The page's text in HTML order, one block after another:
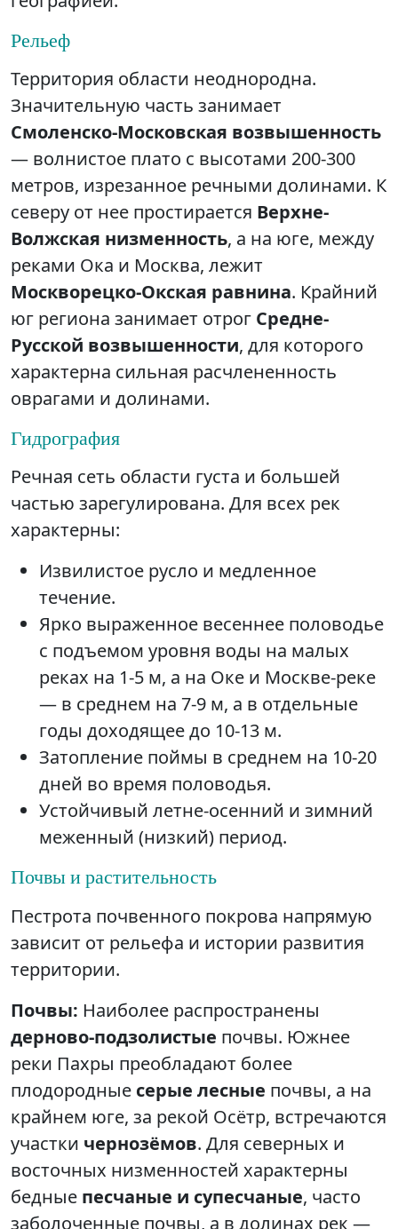
Рельеф
Территория области неоднородна.
Значительную часть занимает
Смоленско-Московская возвышенность
— волнистое плато с высотами 200-300
метров, изрезанное речными долинами. К
северу от нее простирается Верхне-
Волжская низменность, а на юге, между
реками Ока и Москва, лежит
Москворецко-Окская равнина. Крайний
юг региона занимает отрог Средне-
Русской возвышенности, для которого
характерна сильная расчлененность
оврагами и долинами.
Гидрография
Речная сеть области густа и большей
частью зарегулирована. Для всех рек
характерны:
Извилистое русло и медленное
течение.
Ярко выраженное весеннее половодье
с подъемом уровня воды на малых
реках на 1-5 м, а на Оке и Москве-реке
— в среднем на 7-9 м, а в отдельные
годы доходящее до 10-13 м.
Затопление поймы в среднем на 10-20
дней во время половодья.
Устойчивый летне-осенний и зимний
меженный (низкий) период.
Почвы и растительность
Пестрота почвенного покрова напрямую
зависит от рельефа и истории развития
территории.
Почвы: Наиболее распространены
дерново-подзолистые почвы. Южнее
реки Пахры преобладают более
плодородные серые лесные почвы, а на
крайнем юге, за рекой Осётр, встречаются
участки чернозёмов. Для северных и
восточных низменностей характерны
бедные песчаные и супесчаные, часто
заболоченные почвы, а в долинах рек —